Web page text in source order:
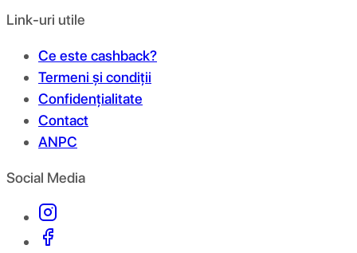
Link-uri utile
Ce este cashback?
Termeni și condiții
Confidențialitate
Contact
ANPC
Social Media